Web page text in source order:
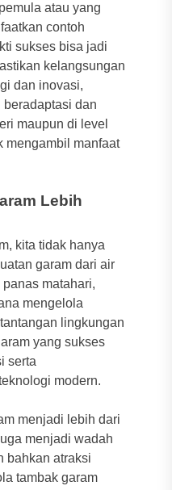
atau yang
contoh
sukses bisa jadi
kelangsungan
dan inovasi,
beradaptasi dan
maupun di level
mengambil manfaat
Lebih
kita tidak hanya
garam dari air
matahari,
mengelola
lingkungan
yang sukses
serta
modern.
menjadi lebih dari
menjadi wadah
bahkan atraksi
tambak garam